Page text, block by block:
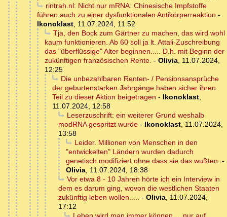
rintrah.nl: Nicht nur mRNA: Chinesische Impfstoffe
führen auch zu einer dysfunktionalen Antikörperreaktion -
Ikonoklast, 11.07.2024, 11:52
Tja, den Bock zum Gärtner zu machen, das wird wohl
kaum funktionieren. Ab 60 soll ja lt. Attali-Zuschreibung
das "überflüssige" Alter beginnen..... D.h. mit Beginn der
zukünftigen französischen Rente. - Olivia, 11.07.2024,
12:25
Die unbezahlbaren Renten- / Pensionsansprüche
der geburtenstarken Jahrgänge haben sicher ihren
Teil zu dieser Aktion beigetragen - Ikonoklast,
11.07.2024, 12:58
Leserzuschrift: ein weiterer Grund weshalb
modRNA gespritzt wurde - Ikonoklast, 11.07.2024,
13:58
Leider. Millionen von Menschen in den
"entwickelten" Ländern wurden dadurch
genetisch modifiziert ohne dass sie das wußten. -
Olivia, 11.07.2024, 18:38
Vor etwa 8 - 10 Jahren hörte ich ein Interview in
dem es darum ging, wovon die westlichen Staaten
zukünftig leben wollen..... - Olivia, 11.07.2024,
17:12